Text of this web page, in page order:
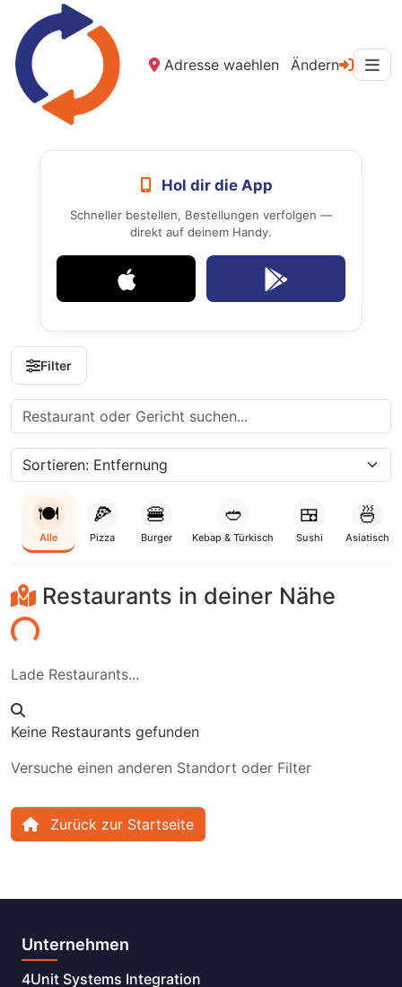
Adresse waehlen Ändern
Hol dir die App
Schneller bestellen, Bestellungen verfolgen —
direkt auf deinem Handy.
Filter
🍽️
Alle
🍕
Pizza
🍔
Burger
🥙
Kebap & Türkisch
🍱
Sushi
🍜
Asiatisch
Restaurants in deiner Nähe
Lade Restaurants...
Keine Restaurants gefunden
Versuche einen anderen Standort oder Filter
Zurück zur Startseite
Unternehmen
4Unit Systems Integration